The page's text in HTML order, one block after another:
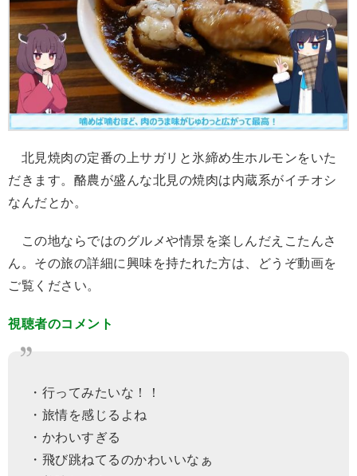
北見焼肉の定番の上サガリと氷締め生ホルモンをいた
だきます。酪農が盛んな北見の焼肉は内蔵系がイチオシ
なんだとか。
この地ならではのグルメや情景を楽しんだえこたんさ
ん。その旅の詳細に興味を持たれた方は、どうぞ動画を
ご覧ください。
視聴者のコメント
・行ってみたいな！！
・旅情を感じるよね
・かわいすぎる
・飛び跳ねてるのかわいいなぁ